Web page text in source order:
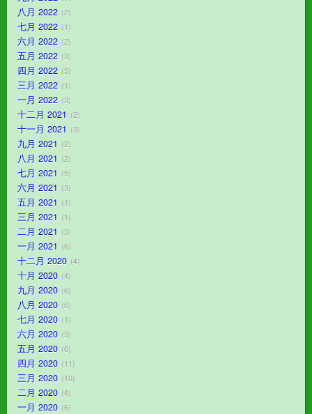
八月 2022 2
七月 2022 1
六月 2022 2
五月 2022 3
四月 2022 5
三月 2022 1
一月 2022 3
十二月 2021 2
十一月 2021 3
九月 2021 2
八月 2021 2
七月 2021 5
六月 2021 3
五月 2021 1
三月 2021 1
二月 2021 3
一月 2021 6
十二月 2020 4
十月 2020 4
九月 2020 6
八月 2020 6
七月 2020 1
六月 2020 3
五月 2020 6
四月 2020 11
三月 2020 10
二月 2020 4
一月 2020 6